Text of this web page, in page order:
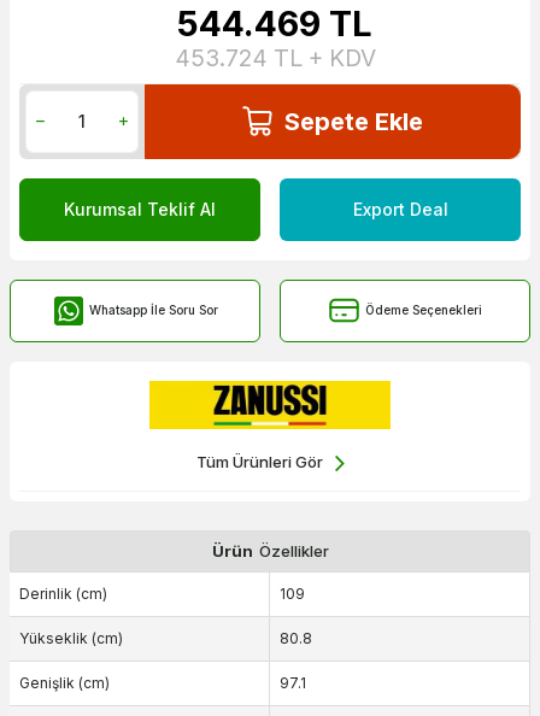
544.469 TL
453.724 TL + KDV
Sepete Ekle
Kurumsal Teklif Al Export Deal
Whatsapp İle Soru Sor Ödeme Seçenekleri
Tüm Ürünleri Gör
Ürün Özellikler
Derinlik (cm) 109
Yükseklik (cm) 80.8
Genişlik (cm) 97.1